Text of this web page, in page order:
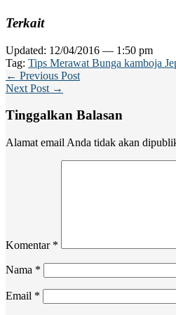
Terkait
Updated: 12/04/2016 — 1:50 pm
Tag: Tips Merawat Bunga kamboja
← Previous Post
Next Post →
Tinggalkan Balasan
Alamat email Anda tidak akan
Komentar *
Nama *
Email *